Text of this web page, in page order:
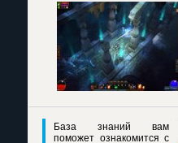
База знаний вам
поможет ознакомится с